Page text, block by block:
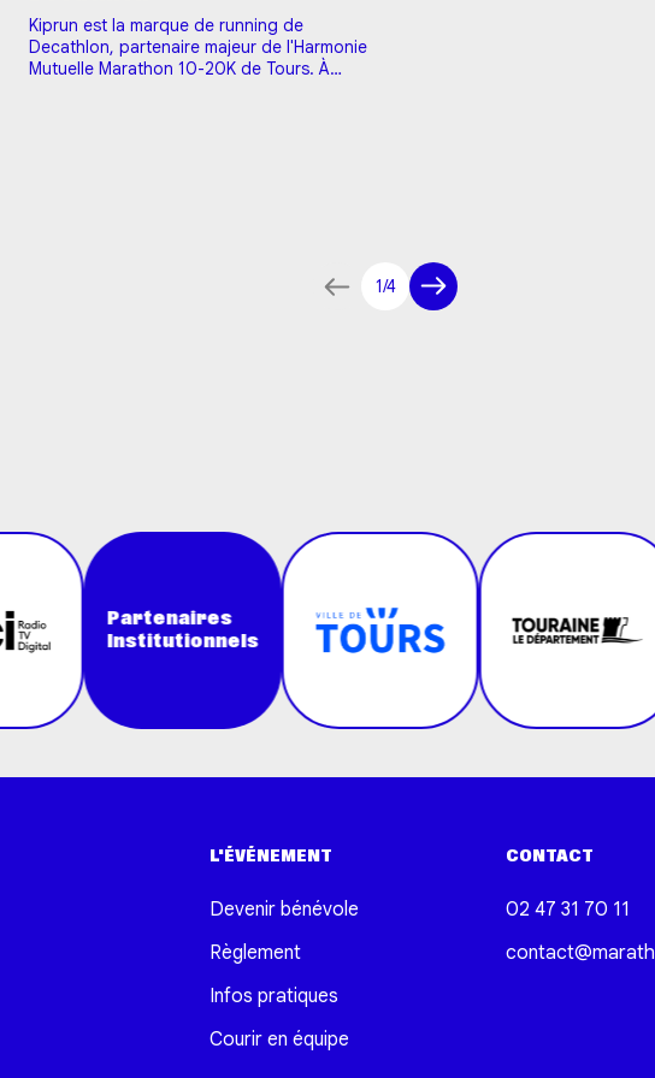
Kiprun est la marque de running de
Decathlon, partenaire majeur de l'Harmonie
Mutuelle Marathon 10-20K de Tours. À
1/4
Partenaires
Institutionnels
L'ÉVÉNEMENT
Devenir bénévole
Règlement
Infos pratiques
Courir en équipe
CONTACT
02 47 31 70 11